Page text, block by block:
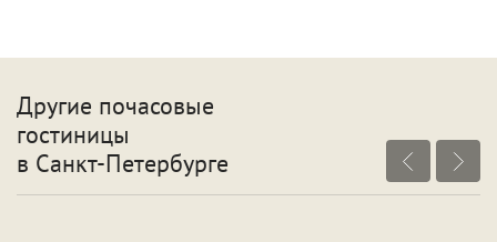
Другие почасовые
гостиницы
в Санкт-Петербурге